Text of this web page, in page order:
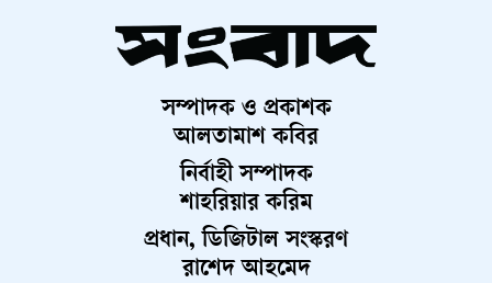
সম্পাদক ও প্রকাশক
আলতামাশ কবির
নির্বাহী সম্পাদক
শাহরিয়ার করিম
প্রধান, ডিজিটাল সংস্করণ
রাশেদ আহমেদ